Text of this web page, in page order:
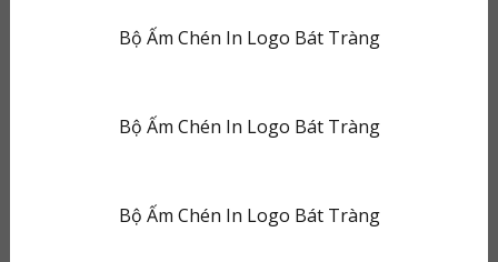
Bộ Ấm Chén In Logo Bát Tràng
Bộ Ấm Chén In Logo Bát Tràng
Bộ Ấm Chén In Logo Bát Tràng